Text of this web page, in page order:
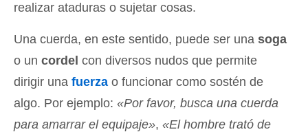
realizar ataduras o sujetar cosas.
Una cuerda, en este sentido, puede ser una soga
o un cordel con diversos nudos que permite
dirigir una fuerza o funcionar como sostén de
algo. Por ejemplo: «Por favor, busca una cuerda
para amarrar el equipaje», «El hombre trató de